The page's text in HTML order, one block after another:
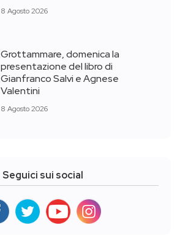
8 Agosto 2026
Grottammare, domenica la
presentazione del libro di
Gianfranco Salvi e Agnese
Valentini
8 Agosto 2026
Seguici sui social